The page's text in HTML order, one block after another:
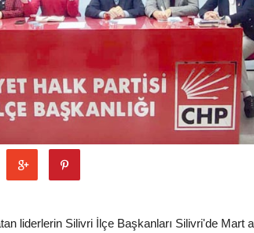
liderlerin Silivri İlçe Başkanları Silivri'de Mart